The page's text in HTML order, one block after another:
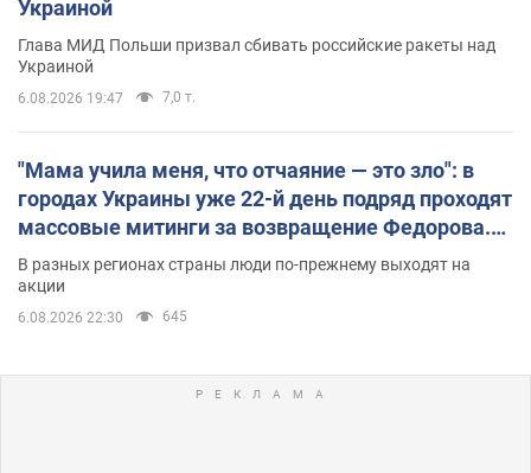
Украиной
Глава МИД Польши призвал сбивать российские ракеты над
Украиной
6.08.2026 19:47 7,0 т.
"Мама учила меня, что отчаяние — это зло": в
городах Украины уже 22-й день подряд проходят
массовые митинги за возвращение Федорова.
Фото и видео
В разных регионах страны люди по-прежнему выходят на
акции
6.08.2026 22:30 645